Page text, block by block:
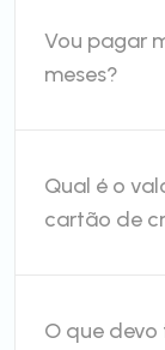
Vou pagar
meses?
Qual é o
cartão de
O que